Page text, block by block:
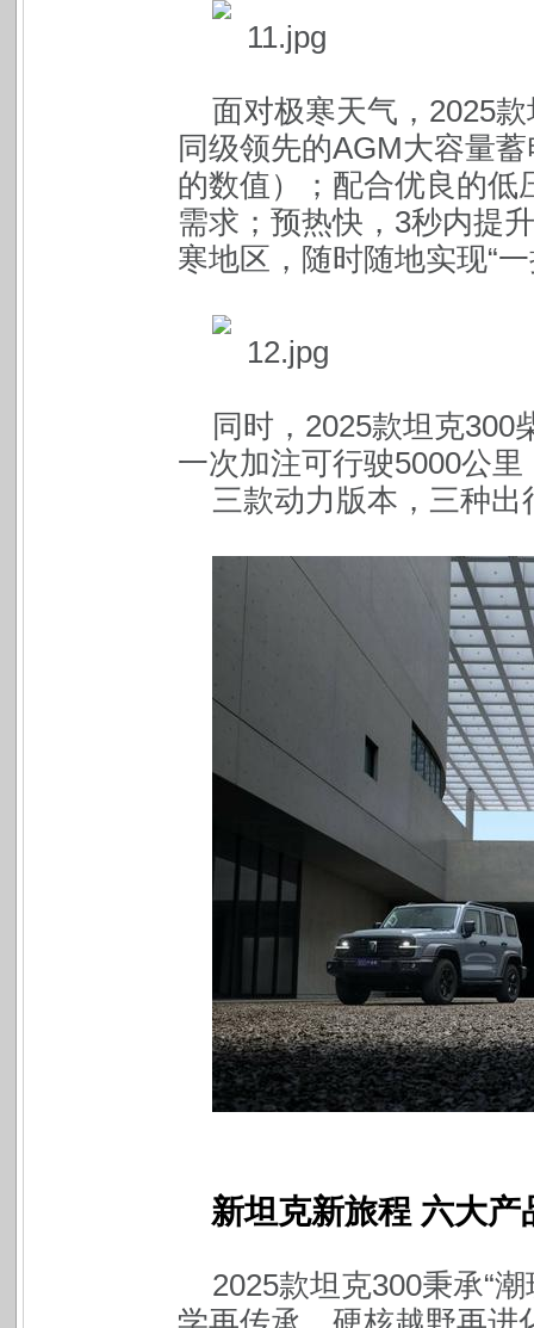
面对极寒天气，2025
同级领先的AGM大容量
的数值）；配合优良的低
需求；预热快，3秒内提
寒地区，随时随地实现“
同时，2025款坦克300
一次加注可行驶5000公
三款动力版本，三种
新坦克新旅程 六大
2025款坦克300秉承“